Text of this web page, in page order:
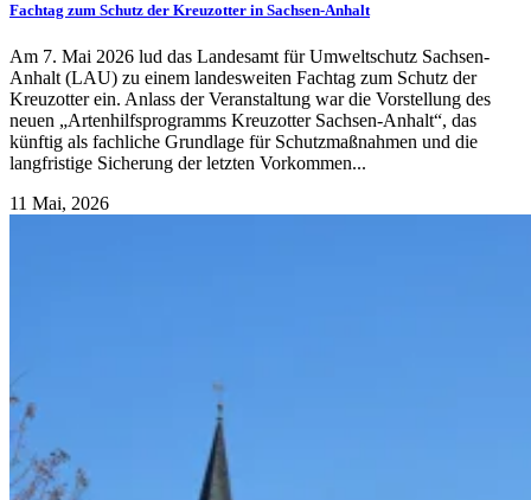
Fachtag zum Schutz der Kreuzotter in Sachsen-Anhalt
Am 7. Mai 2026 lud das Landesamt für Umweltschutz Sachsen-
Anhalt (LAU) zu einem landesweiten Fachtag zum Schutz der
Kreuzotter ein. Anlass der Veranstaltung war die Vorstellung des
neuen „Artenhilfsprogramms Kreuzotter Sachsen-Anhalt“, das
künftig als fachliche Grundlage für Schutzmaßnahmen und die
langfristige Sicherung der letzten Vorkommen...
11 Mai, 2026